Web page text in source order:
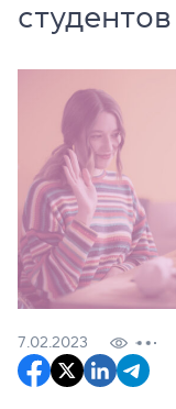
студентов
7.02.2023